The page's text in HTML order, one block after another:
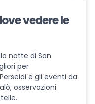
vedere le
notte di San
per
e gli eventi da
osservazioni